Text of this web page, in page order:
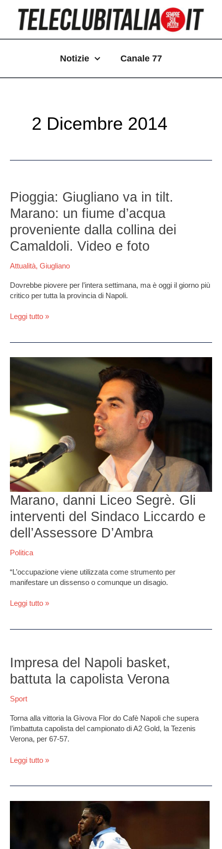
contenuto
Notizie Canale 77
2 Dicembre 2014
Pioggia: Giugliano va in tilt.
Marano: un fiume d’acqua
proveniente dalla collina dei
Camaldoli. Video e foto
Attualità, Giugliano
Dovrebbe piovere per l’intera settimana, ma è oggi il giorno più
critico per tutta la provincia di Napoli.
Giugliano
va
in
Marano:
un
d’acqua
dalla
collina
Camaldoli.
Leggi tutto »
Marano, danni Liceo Segrè. Gli
interventi del Sindaco Liccardo e
dell’Assessore D’Ambra
Politica
“L’occupazione viene utilizzata come strumento per
manifestare un dissenso o comunque un disagio.
Marano,
Segrè.
Gli
interventi
dell’Assessore
D’Ambra
Leggi tutto »
Impresa del Napoli basket,
battuta la capolista Verona
Sport
Torna alla vittoria la Givova Flor do Cafè Napoli che supera
l’imbattuta capolista del campionato di A2 Gold, la Tezenis
Verona, per 67-57.
del
Napoli
basket,
la
Verona
Leggi tutto »
articoli